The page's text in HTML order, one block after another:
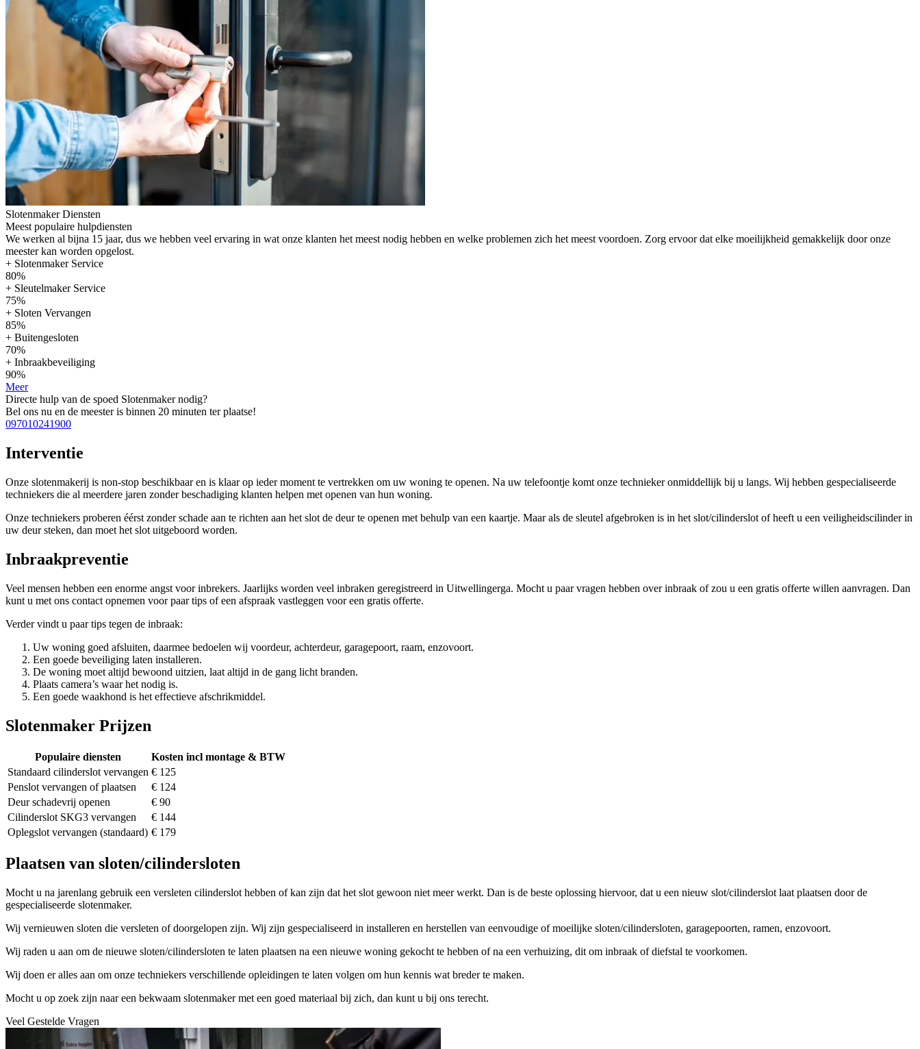
Slotenmaker Diensten
Meest populaire hulpdiensten
We werken al bijna 15 jaar, dus we hebben veel ervaring in wat onze klanten het meest nodig hebben en welke problemen zich het meest voordoen. Zorg ervoor dat elke moeilijkheid gemakkelijk door onze
meester kan worden opgelost.
+ Slotenmaker Service
80%
+ Sleutelmaker Service
75%
+ Sloten Vervangen
85%
+ Buitengesloten
70%
+ Inbraakbeveiliging
90%
Meer
Directe hulp van de spoed Slotenmaker nodig?
Bel ons nu en de meester is binnen 20 minuten ter plaatse!
097010241900
Interventie
Onze slotenmakerij is non-stop beschikbaar en is klaar op ieder moment te vertrekken om uw woning te openen. Na uw telefoontje komt onze technieker onmiddellijk bij u langs. Wij hebben gespecialiseerde
techniekers die al meerdere jaren zonder beschadiging klanten helpen met openen van hun woning.
Onze techniekers proberen éérst zonder schade aan te richten aan het slot de deur te openen met behulp van een kaartje. Maar als de sleutel afgebroken is in het slot/cilinderslot of heeft u een veiligheidscilinder in
uw deur steken, dan moet het slot uitgeboord worden.
Inbraakpreventie
Veel mensen hebben een enorme angst voor inbrekers. Jaarlijks worden veel inbraken geregistreerd in Uitwellingerga. Mocht u paar vragen hebben over inbraak of zou u een gratis offerte willen aanvragen. Dan
kunt u met ons contact opnemen voor paar tips of een afspraak vastleggen voor een gratis offerte.
Verder vindt u paar tips tegen de inbraak:
Uw woning goed afsluiten, daarmee bedoelen wij voordeur, achterdeur, garagepoort, raam, enzovoort.
Een goede beveiliging laten installeren.
De woning moet altijd bewoond uitzien, laat altijd in de gang licht branden.
Plaats camera’s waar het nodig is.
Een goede waakhond is het effectieve afschrikmiddel.
Slotenmaker Prijzen
Populaire diensten
Kosten incl montage & BTW
Standaard cilinderslot vervangen € 125
Penslot vervangen of plaatsen
€ 124
Deur schadevrij openen
€ 90
Cilinderslot SKG3 vervangen
€ 144
Oplegslot vervangen (standaard) € 179
Plaatsen van sloten/cilindersloten
Mocht u na jarenlang gebruik een versleten cilinderslot hebben of kan zijn dat het slot gewoon niet meer werkt. Dan is de beste oplossing hiervoor, dat u een nieuw slot/cilinderslot laat plaatsen door de
gespecialiseerde slotenmaker.
Wij vernieuwen sloten die versleten of doorgelopen zijn. Wij zijn gespecialiseerd in installeren en herstellen van eenvoudige of moeilijke sloten/cilindersloten, garagepoorten, ramen, enzovoort.
Wij raden u aan om de nieuwe sloten/cilindersloten te laten plaatsen na een nieuwe woning gekocht te hebben of na een verhuizing, dit om inbraak of diefstal te voorkomen.
Wij doen er alles aan om onze techniekers verschillende opleidingen te laten volgen om hun kennis wat breder te maken.
Mocht u op zoek zijn naar een bekwaam slotenmaker met een goed materiaal bij zich, dan kunt u bij ons terecht.
Veel Gestelde Vragen